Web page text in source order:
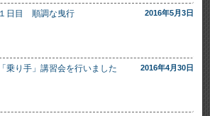
日目 順調な曳行 2016年5月3日
乗り手」講習会を行いました 2016年4月30日